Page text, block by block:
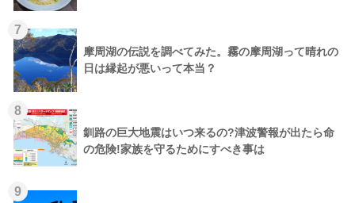
7
摩周湖の伝説を調べてみた。霧の摩周湖って晴れの
日は縁起が悪いって本当？
8
釧路の巨大地震はいつ来るの?津波警報が出たら命
の危険!家族を守るためにすべき事は
9